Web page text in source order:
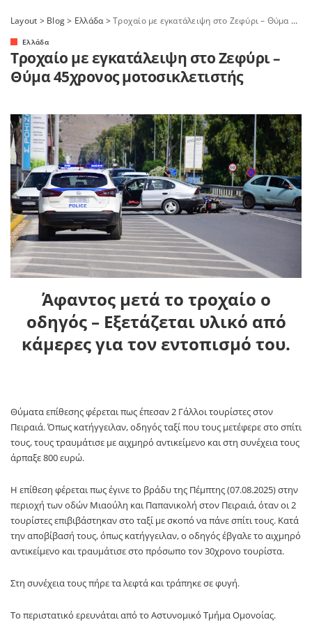
Layout > Blog> Ελλάδα>Τροχαίο με εγκατάλειψη στο Ζεφύρι – Θύμα 45χρονος μοτοσικλετιστής
Ελλάδα
Τροχαίο με εγκατάλειψη στο Ζεφύρι –
Θύμα 45χρονος μοτοσικλετιστής
Άφαντος μετά το τροχαίο ο
οδηγός – Εξετάζεται υλικό από
κάμερες για τον εντοπισμό του.
Θύματα επίθεσης φέρεται πως έπεσαν 2 Γάλλοι τουρίστες στον
Πειραιά. Όπως κατήγγειλαν, οδηγός ταξί που τους μετέφερε στο σπίτι
τους, τους τραυμάτισε με αιχμηρό αντικείμενο και στη συνέχεια τους
άρπαξε 800 ευρώ.
Η επίθεση φέρεται πως έγινε το βράδυ της Πέμπτης (07.08.2025) στην
περιοχή των οδών Μιαούλη και Παπανικολή στον Πειραιά, όταν οι 2
τουρίστες επιβιβάστηκαν στο ταξί με σκοπό να πάνε σπίτι τους. Κατά
την αποβίβασή τους, όπως κατήγγειλαν, ο οδηγός έβγαλε το αιχμηρό
αντικείμενο και τραυμάτισε στο πρόσωπο τον 30χρονο τουρίστα.
Στη συνέχεια τους πήρε τα λεφτά και τράπηκε σε φυγή.
Το περιστατικό ερευνάται από το Αστυνομικό Τμήμα Ομονοίας.